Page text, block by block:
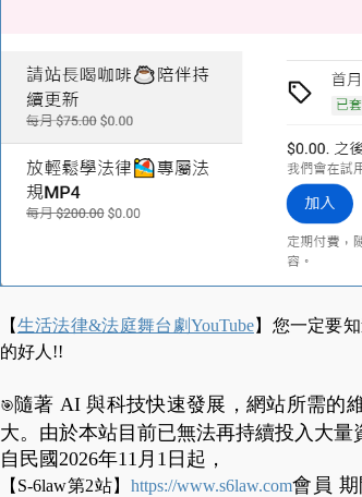
【生活法律&法庭舞台劇YouTube】您一定要
的好人!!
🎯 隨著 AI 與科技快速發展，網站所需的
大。由於本站目前已無法再持續投入大量
自民國2026年11月1日起，
【S-6law第2站】 https://www.s6law.com會員